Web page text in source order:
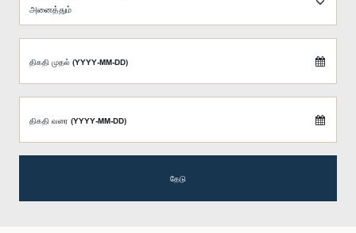
திகதி முதல் (YYYY-MM-DD)
திகதி வரை (YYYY-MM-DD)
தேடு